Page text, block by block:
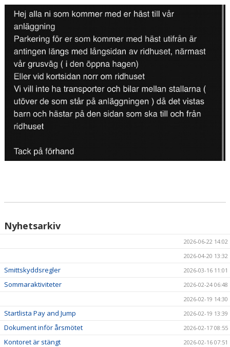
HÄSTAR
KALENDER
Nyhetsarkiv
2026-06-22 14:02
2026-04-20 13:32
Smittskyddsregler 2026-03-16 11:01
Sommaraktiviteter
2026-02-24 06:48
2026-02-19 14:30
Startlista Pay and Jump 2026-02-19 13:39
Dokument inför årsmötet 2026-02-17 08:55
Kontoret är stängt
2026-02-16 07:51